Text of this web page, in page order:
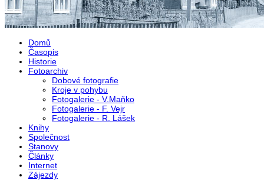
Domů
Časopis
Historie
Fotoarchiv
Dobové fotografie
Kroje v pohybu
Fotogalerie - V.Maňko
Fotogalerie - F. Vejr
Fotogalerie - R. Lášek
Knihy
Společnost
Stanovy
Články
Internet
Zájezdy